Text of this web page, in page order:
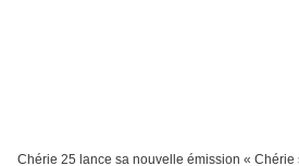
Chérie 25 lance sa nouvelle émission « Chérie